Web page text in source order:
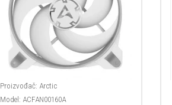
Proizvođač: Arctic
Model: ACFAN00160A